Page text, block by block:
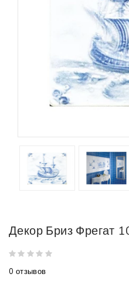
Декор Бриз Фрегат
0 отзывов